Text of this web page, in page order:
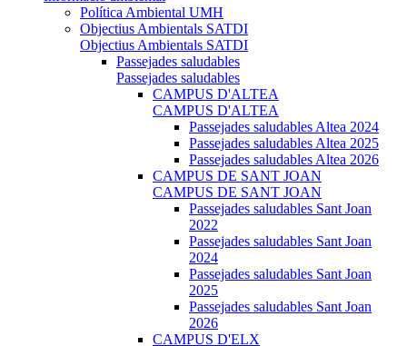
Política Ambiental UMH
Objectius Ambientals SATDI
Objectius Ambientals SATDI
Passejades saludables
Passejades saludables
CAMPUS D'ALTEA
CAMPUS D'ALTEA
Passejades saludables Altea 2024
Passejades saludables Altea 2025
Passejades saludables Altea 2026
CAMPUS DE SANT JOAN
CAMPUS DE SANT JOAN
Passejades saludables Sant Joan
2022
Passejades saludables Sant Joan
2024
Passejades saludables Sant Joan
2025
Passejades saludables Sant Joan
2026
CAMPUS D'ELX